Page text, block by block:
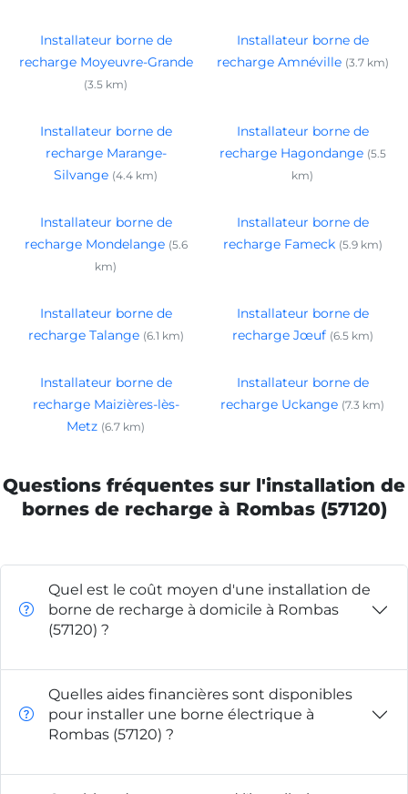
Installateur borne de
recharge Moyeuvre-Grande
(3.5 km)
Installateur borne de
recharge Amnéville (3.7 km)
Installateur borne de
recharge Marange-
Silvange (4.4 km)
Installateur borne de
recharge Hagondange (5.5
km)
Installateur borne de
recharge Mondelange (5.6
km)
Installateur borne de
recharge Fameck (5.9 km)
Installateur borne de
recharge Talange (6.1 km)
Installateur borne de
recharge Jœuf (6.5 km)
Installateur borne de
recharge Maizières-lès-
Metz (6.7 km)
Installateur borne de
recharge Uckange (7.3 km)
Questions fréquentes sur l'installation de
bornes de recharge à Rombas (57120)
Quel est le coût moyen d'une installation de
borne de recharge à domicile à Rombas
(57120) ?
Quelles aides financières sont disponibles
pour installer une borne électrique à
Rombas (57120) ?